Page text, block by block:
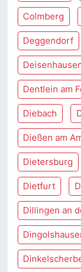
Colmberg
Deggendorf
Dentlein am
Diebach
Dießen am
Dietersburg
Dietfurt
Dillingen an